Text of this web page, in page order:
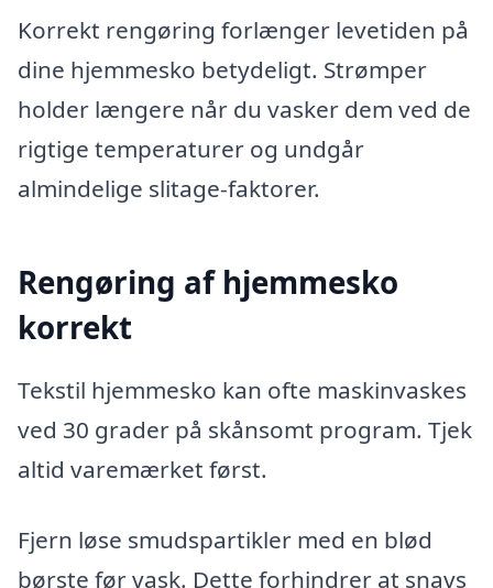
Korrekt rengøring forlænger levetiden på
dine hjemmesko betydeligt. Strømper
holder længere når du vasker dem ved de
rigtige temperaturer og undgår
almindelige slitage-faktorer.
Rengøring af hjemmesko
korrekt
Tekstil hjemmesko kan ofte maskinvaskes
ved 30 grader på skånsomt program. Tjek
altid varemærket først.
Fjern løse smudspartikler med en blød
børste før vask. Dette forhindrer at snavs